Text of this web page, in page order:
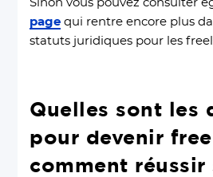
Sinon vous pouvez consulter
page qui rentre encore plus
statuts juridiques pour les
Quelles sont les
pour devenir
comment réussir